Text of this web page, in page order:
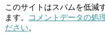
このサイトはスパムを低減
ます。
コメントデータの処
ださい。